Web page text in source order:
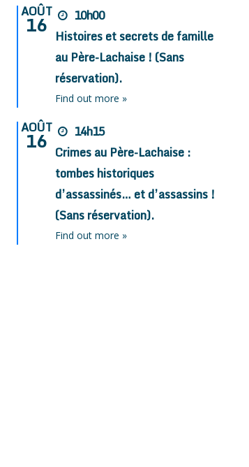
AOÛT
16
10h00
Histoires et secrets de famille
au Père-Lachaise ! (Sans
réservation).
Find out more »
AOÛT
16
14h15
Crimes au Père-Lachaise :
tombes historiques
d’assassinés… et d’assassins !
(Sans réservation).
Find out more »